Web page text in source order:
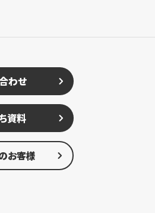
わせ
資料
お客様